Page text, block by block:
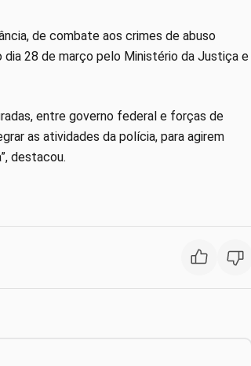
de combate aos crimes de abuso
28 de março pelo Ministério da Justiça e
entre governo federal e forças de
as atividades da polícia, para agirem
destacou.